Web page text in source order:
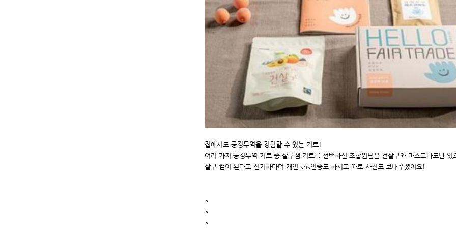
집에서도 공정무역을 경험할 수 있는 키트!
여러 가지 공정무역 키트 중 살구잼 키트를 선택하신 조합원님은 건살구와 마스코바도만 있
살구 쨈이 된다고 신기하다며 개인 sns인증도 하시고 따로 사진도 보내주셨어요!
∘
∘​
∘